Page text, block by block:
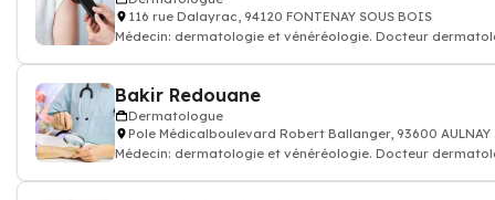
116 rue Dalayrac, 94120 FONTENAY SOUS BOIS
Médecin: dermatologie et vénéréologie. Docteur
Bakir Redouane
Dermatologue
Pole Médicalboulevard Robert Ballanger, 93600 AULNAY
Médecin: dermatologie et vénéréologie. Docteur